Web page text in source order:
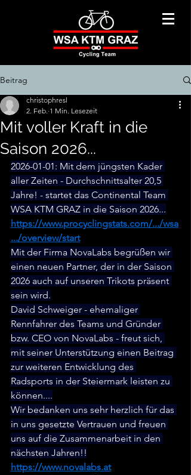
Beitrag
Mit voller Kraft in die
Saison 2026...
christophresl
2. Feb. 1 Min. Lesezeit
2026-01-01: Mit dem jüngsten Kader
aller Zeiten - Durchschnittsalter 20,5
Jahre! - startet das Continental Team
WSA KTM GRAZ in die Saison 2026...
https://www.procyclingstats.com/.../wsa
.../overview/start
Mit der Firma NovaLabs begrüßen wir
einen neuen Partner, der in der Saison
2026 auch auf unseren Trikots präsent
sein wird.
David Schweiger - ehemaliger
Rennfahrer des Teams und Gründer
bzw. CEO von NovaLabs - freut sich,
mit seiner Unterstützung einen Beitrag
zur weiteren Entwicklung des
Radsports in der Steiermark leisten zu
können....
Wir bedanken uns sehr herzlich für das
in uns gesetzte Vertrauen und freuen
uns auf die Zusammenarbeit in den
nächsten Jahren!!
https://www.novalabs.at